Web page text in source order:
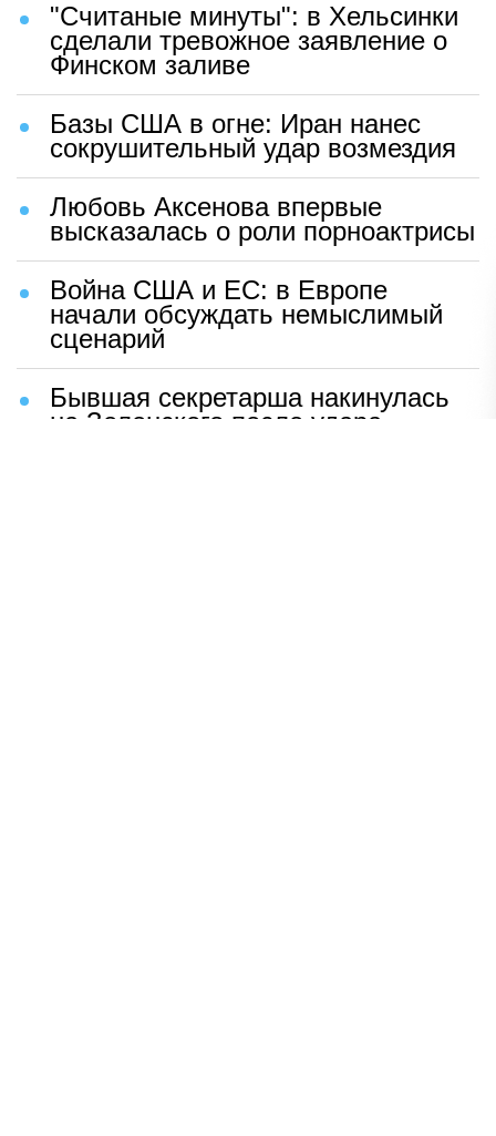
"Считаные минуты": в Хельсинки
сделали тревожное заявление о
Финском заливе
Базы США в огне: Иран нанес
сокрушительный удар возмездия
Любовь Аксенова впервые
высказалась о роли порноактрисы
Война США и ЕС: в Европе
начали обсуждать немыслимый
сценарий
Бывшая секретарша накинулась
на Зеленского после удара